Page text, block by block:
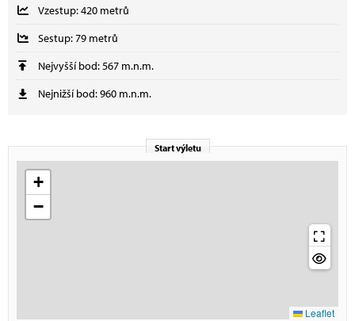
Vzestup: 420 metrů
Sestup: 79 metrů
Nejvyšší bod: 567 m.n.m.
Nejnižší bod: 960 m.n.m.
Start výletu
+
−
Leaflet